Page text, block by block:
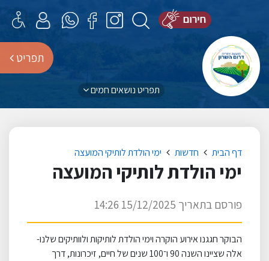
תפריט נושאים חמים
תפריט
דף הבית חדשות ימי הולדת לותיקי המועצה
ימי הולדת לותיקי המועצה
פורסם בתאריך 15/12/2025 14:26
הבוקר חגגנו אירוע הוקרה וימי הולדת לותיקות ולוותיקים שלנו-
אלה שציינו השנה 90 ו־100 שנים של חיים, זיכרונות, דרך